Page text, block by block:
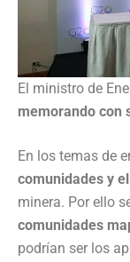
El ministro de
memorando con
En los temas de
comunidades y
minera. Por ello
comunidades
podrían ser los